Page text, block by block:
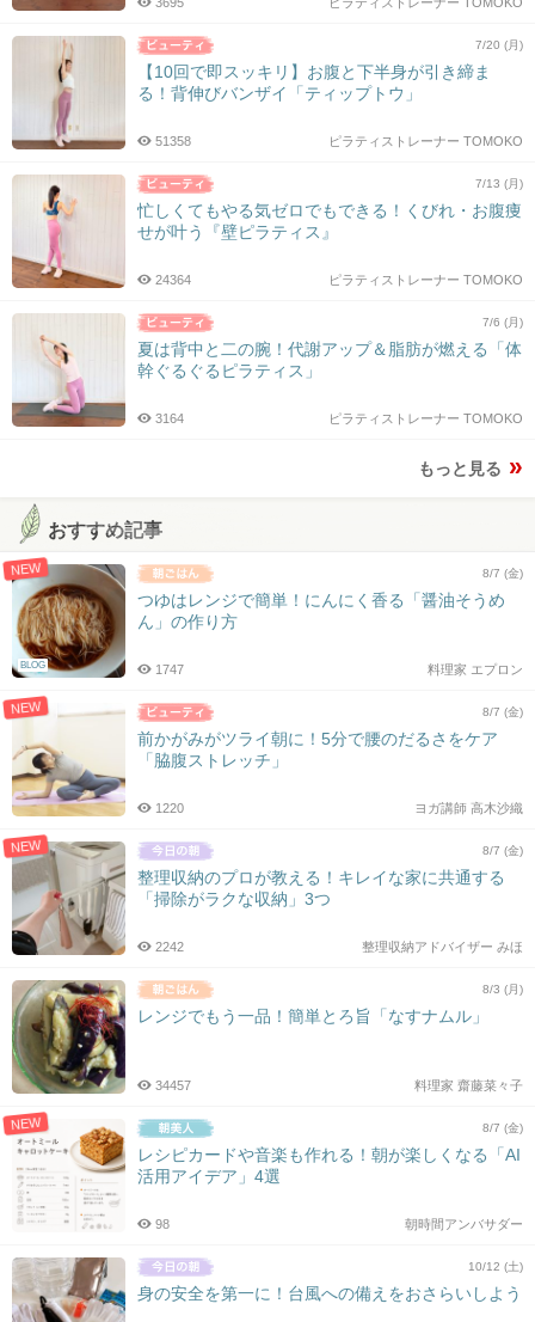
7/20 (月)
【10回で即スッキリ】お腹と下半身が引き締ま
る！背伸びバンザイ「ティップトウ」
ピラティストレーナー TOMOKO
51358
7/13 (月)
忙しくてもやる気ゼロでもできる！くびれ・お腹痩
せが叶う『壁ピラティス』
ピラティストレーナー TOMOKO
24364
7/6 (月)
夏は背中と二の腕！代謝アップ＆脂肪が燃える「体
幹ぐるぐるピラティス」
ピラティストレーナー TOMOKO
3164
もっと見る
おすすめ記事
NEW
BLOG
8/7 (金)
つゆはレンジで簡単！にんにく香る「醤油そうめ
ん」の作り方
料理家 エプロン
1747
NEW 8/7 (金)
前かがみがツライ朝に！5分で腰のだるさをケア
「脇腹ストレッチ」
ヨガ講師 高木沙織
1220
NEW 8/7 (金)
整理収納のプロが教える！キレイな家に共通する
「掃除がラクな収納」3つ
整理収納アドバイザー みほ
2242
8/3 (月)
レンジでもう一品！簡単とろ旨「なすナムル」
料理家 齋藤菜々子
34457
NEW 8/7 (金)
レシピカードや音楽も作れる！朝が楽しくなる「AI
活用アイデア」4選
朝時間アンバサダー
98
10/12 (土)
身の安全を第一に！台風への備えをおさらいしよう